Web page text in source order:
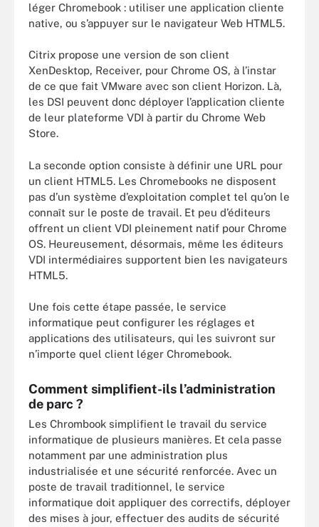
léger Chromebook : utiliser une application cliente
native, ou s’appuyer sur le navigateur Web HTML5.
Citrix propose une version de son client
XenDesktop, Receiver, pour Chrome OS, à l’instar
de ce que fait VMware avec son client Horizon. Là,
les DSI peuvent donc déployer l’application cliente
de leur plateforme VDI à partir du Chrome Web
Store.
La seconde option consiste à définir une URL pour
un client HTML5. Les Chromebooks ne disposent
pas d’un système d’exploitation complet tel qu’on le
connaît sur le poste de travail. Et peu d’éditeurs
offrent un client VDI pleinement natif pour Chrome
OS. Heureusement, désormais, même les éditeurs
VDI intermédiaires supportent bien les navigateurs
HTML5.
Une fois cette étape passée, le service
informatique peut configurer les réglages et
applications des utilisateurs, qui les suivront sur
n’importe quel client léger Chromebook.
Comment simplifient-ils l’administration
de parc ?
Les Chrombook simplifient le travail du service
informatique de plusieurs manières. Et cela passe
notamment par une administration plus
industrialisée et une sécurité renforcée. Avec un
poste de travail traditionnel, le service
informatique doit appliquer des correctifs, déployer
des mises à jour, effectuer des audits de sécurité